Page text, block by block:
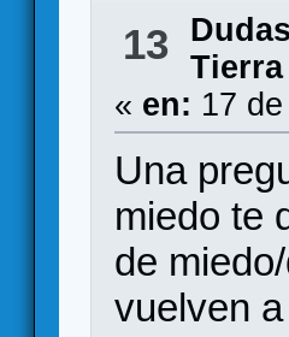
13 Tierra
« en: 17
Una
miedo te
de
vuelven